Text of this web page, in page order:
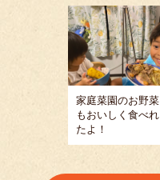
家庭菜園のお野菜
もおいしく食べれ
たよ！